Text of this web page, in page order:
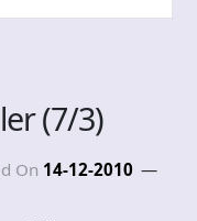
(7/3)
On 14-12-2010